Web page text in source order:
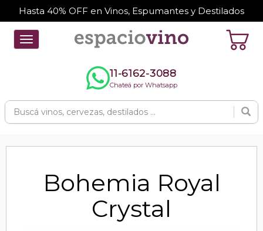
Hasta 40% OFF en Vinos, Espumantes y Destilados
Toggle
navigation
11-6162-3088
Chateá por Whatsapp
Bohemia Royal
Crystal